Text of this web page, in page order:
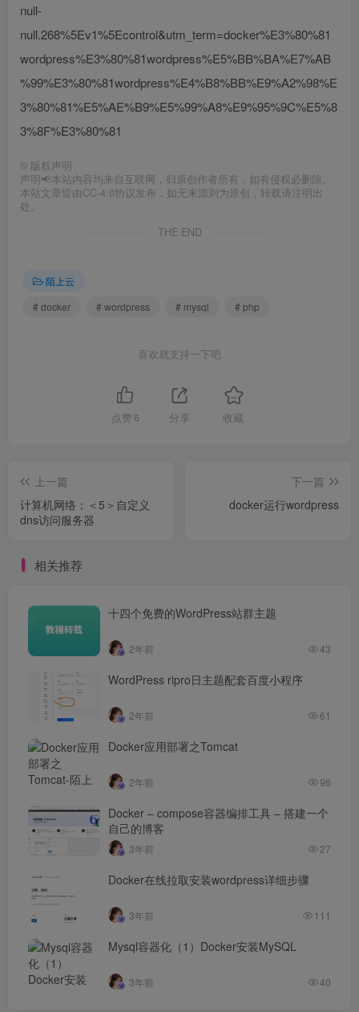
null-
null.268%5Ev1%5Econtrol&utm_term=docker%E3%80%81
wordpress%E3%80%81wordpress%E5%BB%BA%E7%AB
%99%E3%80%81wordpress%E4%B8%BB%E9%A2%98%E
3%80%81%E5%AE%B9%E5%99%A8%E9%95%9C%E5%8
3%8F%E3%80%81
© 版权声明
声明📢本站内容均来自互联网，归原创作者所有，如有侵权必删除。
本站文章皆由CC-4.0协议发布，如无来源则为原创，转载请注明出
处。
THE END
陌上云
# docker
# wordpress # mysql # php
喜欢就支持一下吧
点赞 6 分享 收藏
上一篇
计算机网络：＜5＞自定义
dns访问服务器
下一篇
docker运行wordpress
相关推荐
十四个免费的WordPress站群主题
2年前 43
WordPress ripro日主题配套百度小程序
2年前 61
Docker应用部署之Tomcat
2年前 96
Docker – compose容器编排工具 – 搭建一个
自己的博客
3年前 27
Docker在线拉取安装wordpress详细步骤
3年前 111
Mysql容器化（1）Docker安装MySQL
3年前 40